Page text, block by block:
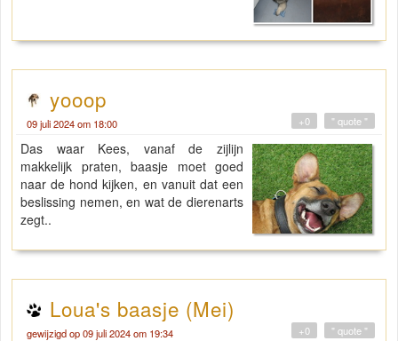
yooop
09 juli 2024 om 18:00 " quote "
+0
Das waar Kees, vanaf de zijlijn
makkelijk praten, baasje moet goed
naar de hond kijken, en vanuit dat een
beslissing nemen, en wat de dierenarts
zegt..
Loua's baasje (Mei)
gewijzigd op 09 juli 2024 om 19:34 " quote "
+0